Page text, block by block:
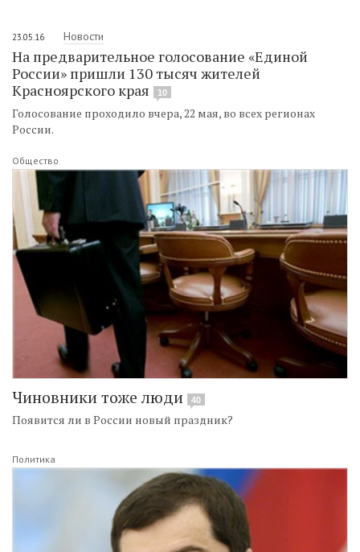
23.05.16 Новости
На предварительное голосование «Единой
России» пришли 130 тысяч жителей
Красноярского края
10
Голосование проходило вчера, 22 мая, во всех регионах
России.
Общество
Чиновники тоже люди 40
Появится ли в России новый праздник?
Политика